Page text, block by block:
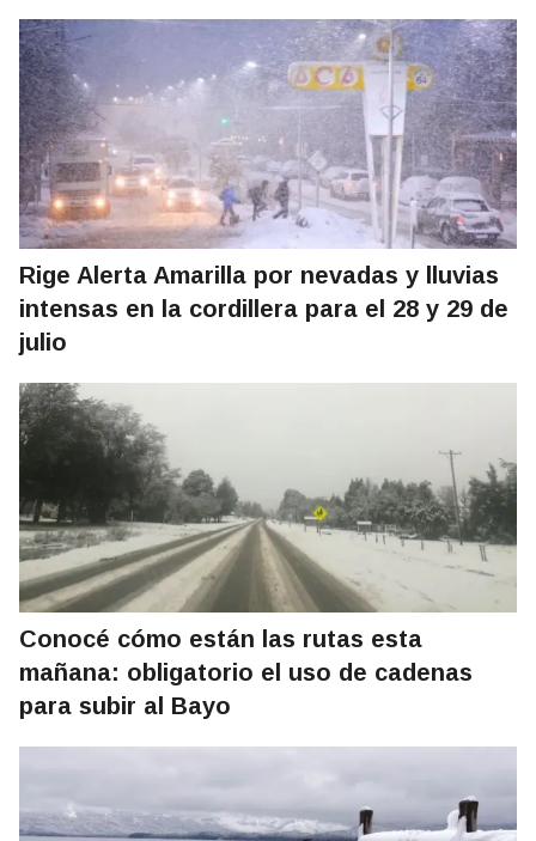
Rige Alerta Amarilla por nevadas y lluvias
intensas en la cordillera para el 28 y 29 de
julio
Conocé cómo están las rutas esta
mañana: obligatorio el uso de cadenas
para subir al Bayo